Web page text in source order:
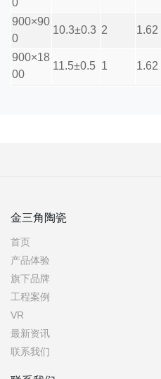
0
900×90
0
10.3±0.3 2 1.62
900×18
00
11.5±0.5 1 1.62
金三角陶瓷
首页
产品体验
旗下品牌
工程案例
VR
最新资讯
联系我们